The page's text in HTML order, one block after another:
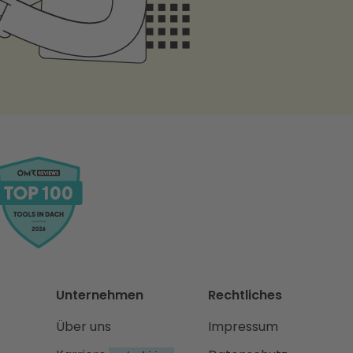
Unternehmen
Über uns
Rechtliches
Impressum